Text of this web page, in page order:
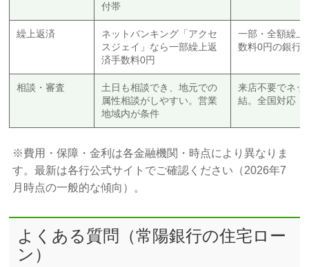
付帯
繰上返済
ネットバンキング「アクセ
スジェイ」なら一部繰上返
済手数料0円
一部・全額繰上
数料0円の銀行
相談・審査
土日も相談でき、地元での
属性相談がしやすい。営業
地域内が条件
来店不要でネッ
結。全国対応
※費用・保障・金利は各金融機関・時点により異なりま
す。最新は各行公式サイトでご確認ください（2026年7
月時点の一般的な傾向）。
よくある質問（常陽銀行の住宅ロー
ン）